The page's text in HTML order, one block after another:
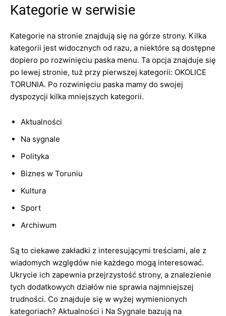
Kategorie w serwisie
Kategorie na stronie znajdują się na górze strony. Kilka
kategorii jest widocznych od razu, a niektóre są dostępne
dopiero po rozwinięciu paska menu. Ta opcja znajduje się
po lewej stronie, tuż przy pierwszej kategorii: OKOLICE
TORUNIA. Po rozwinięciu paska mamy do swojej
dyspozycji kilka mniejszych kategorii.
Aktualności
Na sygnale
Polityka
Biznes w Toruniu
Kultura
Sport
Archiwum
Są to ciekawe zakładki z interesującymi treściami, ale z
wiadomych względów nie każdego mogą interesować.
Ukrycie ich zapewnia przejrzystość strony, a znalezienie
tych dodatkowych działów nie sprawia najmniejszej
trudności. Co znajduje się w wyżej wymienionych
kategoriach? Aktualności i Na Sygnale bazują na